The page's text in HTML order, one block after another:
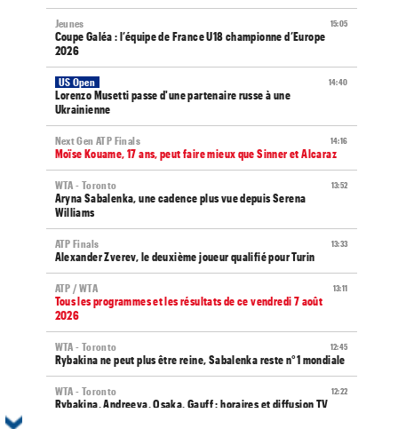
15:05
Jeunes
Coupe Galéa : l’équipe de France U18 championne d’Europe
2026
14:40
US Open
Lorenzo Musetti passe d'une partenaire russe à une
Ukrainienne
14:16
Next Gen ATP Finals
Moïse Kouame, 17 ans, peut faire mieux que Sinner et Alcaraz
13:52
WTA - Toronto
Aryna Sabalenka, une cadence plus vue depuis Serena
Williams
13:33
ATP Finals
Alexander Zverev, le deuxième joueur qualifié pour Turin
13:11
ATP / WTA
Tous les programmes et les résultats de ce vendredi 7 août
2026
12:45
WTA - Toronto
Rybakina ne peut plus être reine, Sabalenka reste n°1 mondiale
12:22
WTA - Toronto
Rybakina, Andreeva, Osaka, Gauff : horaires et diffusion TV